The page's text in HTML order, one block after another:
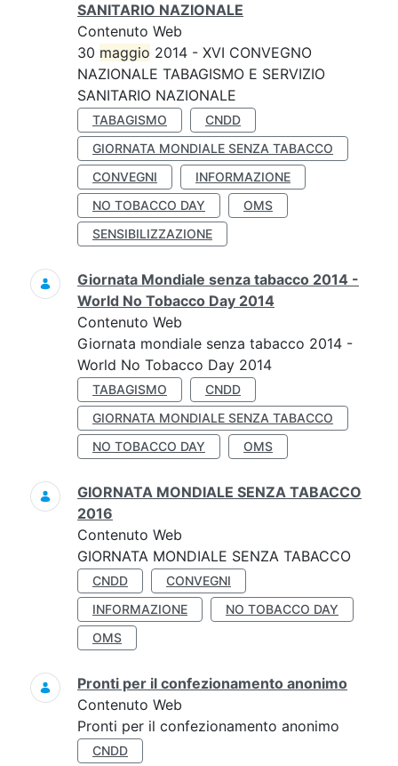
SANITARIO NAZIONALE
Contenuto Web
30 maggio 2014 - XVI CONVEGNO
NAZIONALE TABAGISMO E SERVIZIO
SANITARIO NAZIONALE
TABAGISMO
CNDD
GIORNATA MONDIALE SENZA TABACCO
CONVEGNI
INFORMAZIONE
NO TOBACCO DAY
OMS
SENSIBILIZZAZIONE
Giornata Mondiale senza tabacco 2014 -
World No Tobacco Day 2014
Contenuto Web
Giornata mondiale senza tabacco 2014 -
World No Tobacco Day 2014
TABAGISMO
CNDD
GIORNATA MONDIALE SENZA TABACCO
NO TOBACCO DAY
OMS
GIORNATA MONDIALE SENZA TABACCO
2016
Contenuto Web
GIORNATA MONDIALE SENZA TABACCO
CNDD
CONVEGNI
INFORMAZIONE
NO TOBACCO DAY
OMS
Pronti per il confezionamento anonimo
Contenuto Web
Pronti per il confezionamento anonimo
CNDD